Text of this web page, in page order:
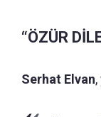
“ÖZÜR
Serhat Elvan